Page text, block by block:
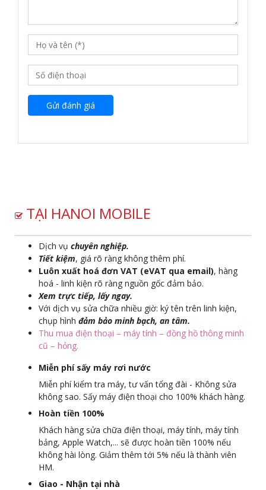
Gửi đánh giá
TẠI HANOI MOBILE
Dịch vụ chuyên nghiệp.
Tiết kiệm, giá rõ ràng không thêm phí.
Luôn xuất hoá đơn VAT (eVAT qua email), hàng
hoá - linh kiện rõ ràng nguồn gốc đảm bảo.
Xem trực tiếp, lấy ngay.
Với dịch vụ sửa chữa nhiều giờ: ký tên trên linh kiện,
chụp hình đảm bảo minh bạch, an tâm.
Thu mua điện thoại – máy tính – đồng hồ thông minh
cũ – hỏng.
Miễn phí sấy máy rơi nước
Miễn phí kiểm tra máy, tư vấn tổng đài - Không sửa
không sao. Sấy máy điện thoại cho 100% khách hàng.
Hoàn tiền 100%
Khách hàng sửa chữa điện thoại, máy tính, máy tính
bảng, Apple Watch,... sẽ được hoàn tiền 100% nếu
không hài lòng. Giảm thêm tới 5% nếu là thành viên
HM.
Giao - Nhận tại nhà